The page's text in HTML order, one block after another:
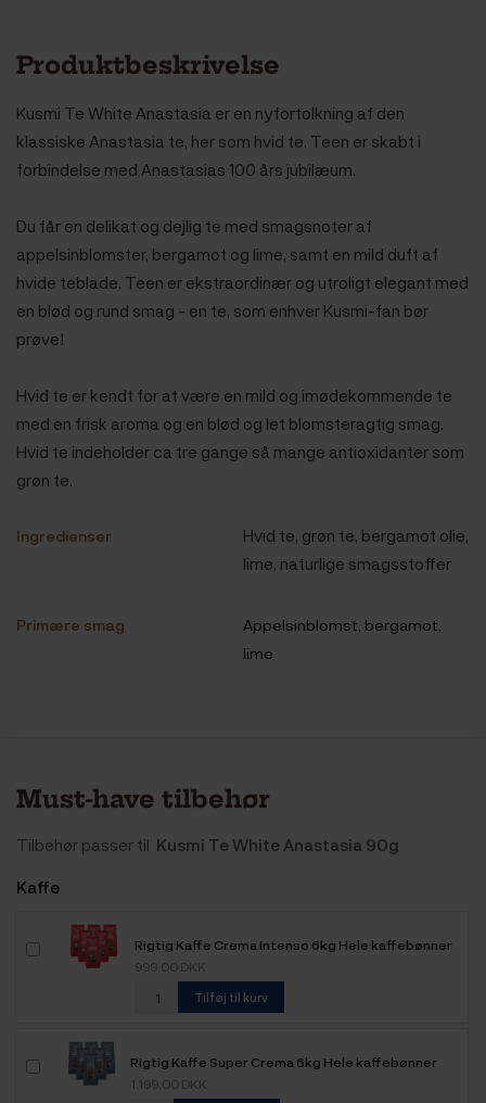
Produktbeskrivelse
Kusmi Te White Anastasia er en nyfortolkning af den
klassiske Anastasia te, her som hvid te. Teen er skabt i
forbindelse med Anastasias 100 års jubilæum.
Du får en delikat og dejlig te med smagsnoter af
appelsinblomster, bergamot og lime, samt en mild duft af
hvide teblade. Teen er ekstraordinær og utroligt elegant med
en blød og rund smag - en te, som enhver Kusmi-fan bør
prøve!
Hvid te er kendt for at være en mild og imødekommende te
med en frisk aroma og en blød og let blomsteragtig smag.
Hvid te indeholder ca tre gange så mange antioxidanter som
grøn te.
Ingredienser
Hvid te, grøn te, bergamot olie,
lime, naturlige smagsstoffer
Primære smag
Appelsinblomst, bergamot,
lime
Must-have tilbehør
Tilbehør passer til Kusmi Te White Anastasia 90g
Kaffe
Rigtig Kaffe Crema Intenso 6kg Hele kaffebønner
999,00 DKK
Tilføj til kurv
Rigtig Kaffe Super Crema 6kg Hele kaffebønner
1.199,00 DKK